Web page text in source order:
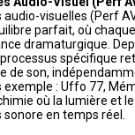
audio-visuelles (Perf
parfait, où
dramaturgique.
spécifique
de son,
exemple : Uffo 77,
où la lumière et
en temps réel.